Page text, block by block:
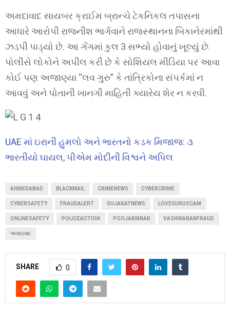
અમદાવાદ સાયબર ક્રાઈમ બ્રાન્ચે ટેકનિકલ તપાસના
આધારે આરોપી રાજનીશ ભાર્ગવાને રાજસ્થાનના બિકાનેરમાંથી
ઝડપી પાડ્યો છે. આ ગેંગમાં કુલ 3 સભ્યો હોવાનું ખૂલ્યું છે.
પોલીસે લોકોને અપીલ કરી છે કે સોશિયલ મીડિયા પર આવા
કોઈ પણ અજાણ્યા “લવ ગુરુ” કે તાંત્રિકોના સંપર્કમાં ન
આવવું અને પોતાની ખાનગી માહિતી ક્યારેય શેર ન કરવી.
UAE માં ઇરાની હુમલો અને ભારતનો કડક મિજાજ: ૩
ભારતીયો ઘાયલ, પીએમ મોદીની વિશ્વને અપિલ
AHMEDABAD BLACKMAIL CRIMENEWS CYBERCRIME
CYBERSAFETY FRAUDALERT GUJARATNEWS LOVEGURUSCAM
ONLINESAFETY POLICEACTION POOJAKINNAR VASHIKARANFRAUD
અમદાવાદ
SHARE 0